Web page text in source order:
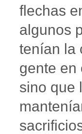
flechas
algunos
tenían la
gente en
sino que